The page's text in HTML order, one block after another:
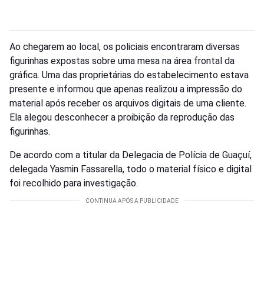
Ao chegarem ao local, os policiais encontraram diversas
figurinhas expostas sobre uma mesa na área frontal da
gráfica. Uma das proprietárias do estabelecimento estava
presente e informou que apenas realizou a impressão do
material após receber os arquivos digitais de uma cliente.
Ela alegou desconhecer a proibição da reprodução das
figurinhas.
De acordo com a titular da Delegacia de Polícia de Guaçuí,
delegada Yasmin Fassarella, todo o material físico e digital
foi recolhido para investigação.